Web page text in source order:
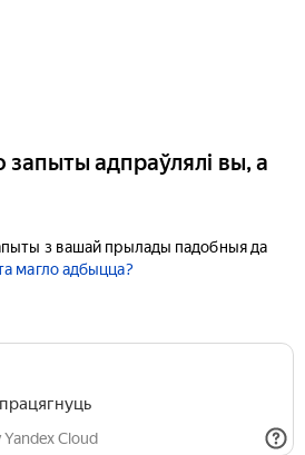
запыты адпраўлялі вы, а
з вашай прылады падобныя да
магло адбыцца?
Cloud